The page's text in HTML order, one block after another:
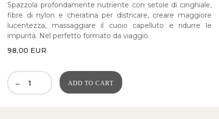
Spazzola profondamente nutriente con setole di cinghiale,
fibre di nylon e cheratina per districare, creare maggiore
lucentezza, massaggiare il cuoio capelluto e ridurre le
impurità. Nel perfetto formato da viaggio.
98,00 EUR
ADD TO CART